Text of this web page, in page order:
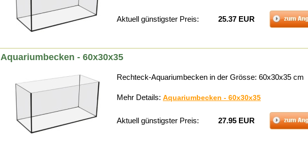
Aktuell günstigster Preis: 25.37 EUR
Aquariumbecken - 60x30x35
Rechteck-Aquariumbecken in der Grösse: 60x30x35 cm
Mehr Details: Aquariumbecken - 60x30x35
Aktuell günstigster Preis: 27.95 EUR